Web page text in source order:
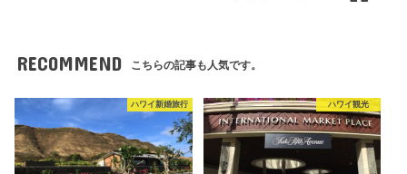
RECOMMEND こちらの記事も人気です。
ハワイ新婚旅行 ハワイ観光